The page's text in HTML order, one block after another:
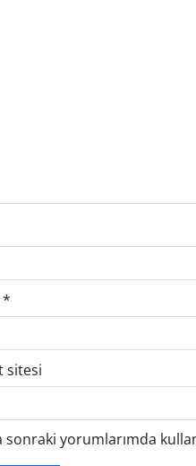
*
sitesi
sonraki yorumlarımda